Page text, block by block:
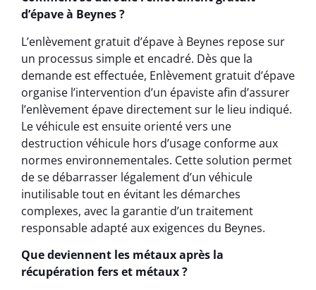
d’épave à Beynes ?
L’enlèvement gratuit d’épave à Beynes repose sur
un processus simple et encadré. Dès que la
demande est effectuée, Enlèvement gratuit d’épave
organise l’intervention d’un épaviste afin d’assurer
l’enlèvement épave directement sur le lieu indiqué.
Le véhicule est ensuite orienté vers une
destruction véhicule hors d’usage conforme aux
normes environnementales. Cette solution permet
de se débarrasser légalement d’un véhicule
inutilisable tout en évitant les démarches
complexes, avec la garantie d’un traitement
responsable adapté aux exigences du Beynes.
Que deviennent les métaux après la
récupération fers et métaux ?